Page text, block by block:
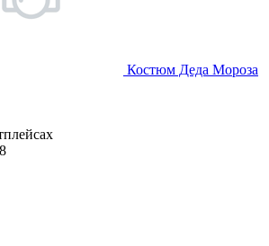
Костюм Деда Мороза